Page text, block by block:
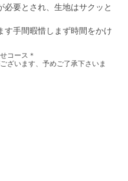
要とされ、生地はサクッと
す手間暇惜しまず時間をかけ
コース＊
ざいます、予めご了承下さいま